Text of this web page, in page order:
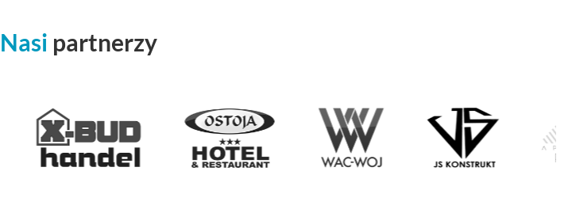
Nasi partnerzy